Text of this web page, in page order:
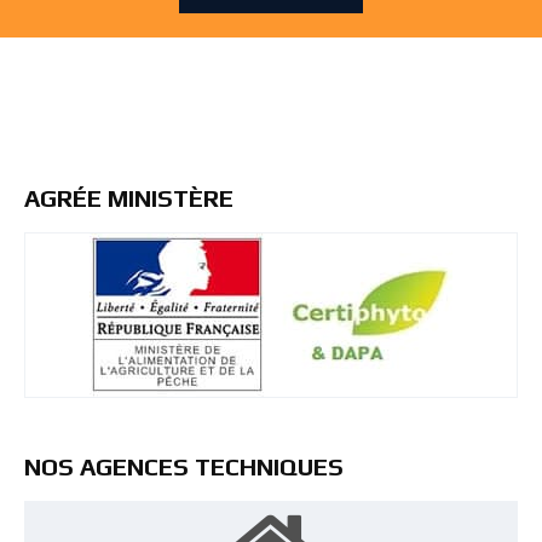
AGRÉE MINISTÈRE
NOS AGENCES TECHNIQUES